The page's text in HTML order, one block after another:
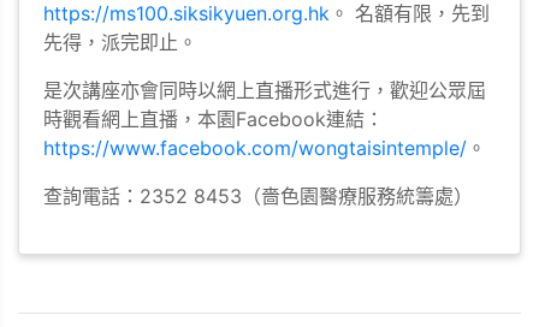
https://ms100.siksikyuen.org.hk 。 名額有限，先到
先得，派完即止。
是次講座亦會同時以網上直播形式進行，歡迎公眾屆
時觀看網上直播，本園Facebook連結：
https://www.facebook.com/wongtaisintemple/ 。
查詢電話：2352 8453（嗇色園醫療服務統籌處）